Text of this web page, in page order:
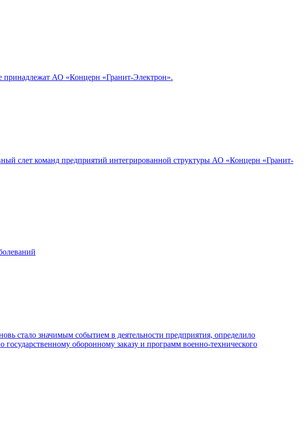
принадлежат АО «Концерн «Гранит-Электрон».
слет команд предприятий интегрированной структуры АО «Концерн «Гранит-
стало значимым событием в деятельности предприятия, определило
оборонному заказу и программ военно-технического